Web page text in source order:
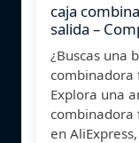
caja
salida –
¿Buscas una
combinadora
Explora una
combinadora
en AliExpress,